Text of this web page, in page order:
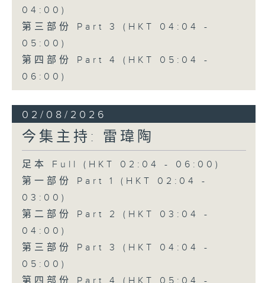
04:00)
第三部份 Part 3 (HKT 04:04 -
05:00)
第四部份 Part 4 (HKT 05:04 -
06:00)
02/08/2026
今集主持: 雷瑋陶
足本 Full (HKT 02:04 - 06:00)
第一部份 Part 1 (HKT 02:04 -
03:00)
第二部份 Part 2 (HKT 03:04 -
04:00)
第三部份 Part 3 (HKT 04:04 -
05:00)